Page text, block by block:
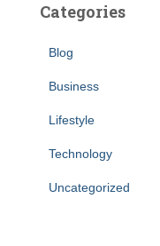
Categories
Blog
Business
Lifestyle
Technology
Uncategorized